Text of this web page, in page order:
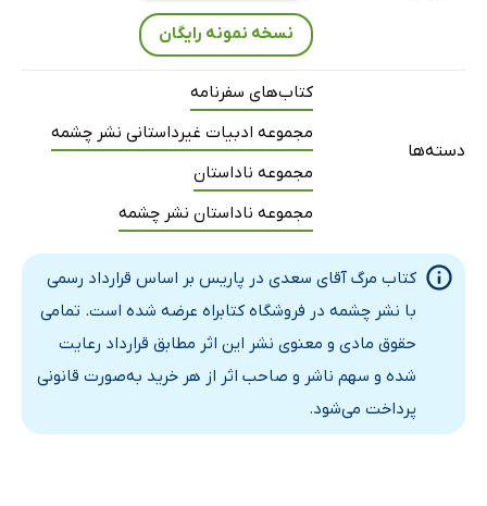
نسخه نمونه رایگان
دسته‌ها
کتاب‌های سفرنامه
مجموعه ادبیات غیرداستانی نشر چشمه
مجموعه ناداستان
مجموعه ناداستان نشر چشمه
کتاب مرگ آقای سعدی در پاریس بر اساس قرارداد رسمی
با نشر چشمه در فروشگاه کتابراه عرضه شده است. تمامی
حقوق مادی و معنوی نشر این اثر مطابق قرارداد رعایت
شده و سهم ناشر و صاحب اثر از هر خرید به‌صورت قانونی
پرداخت می‌شود.